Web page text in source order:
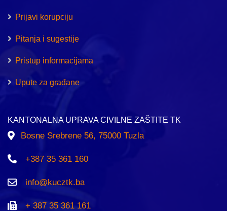
Prijavi korupciju
Pitanja i sugestije
Pristup informacijama
Upute za građane
KANTONALNA UPRAVA CIVILNE ZAŠTITE TK
Bosne Srebrene 56, 75000 Tuzla
+387 35 361 160
info@kucztk.ba
+ 387 35 361 161